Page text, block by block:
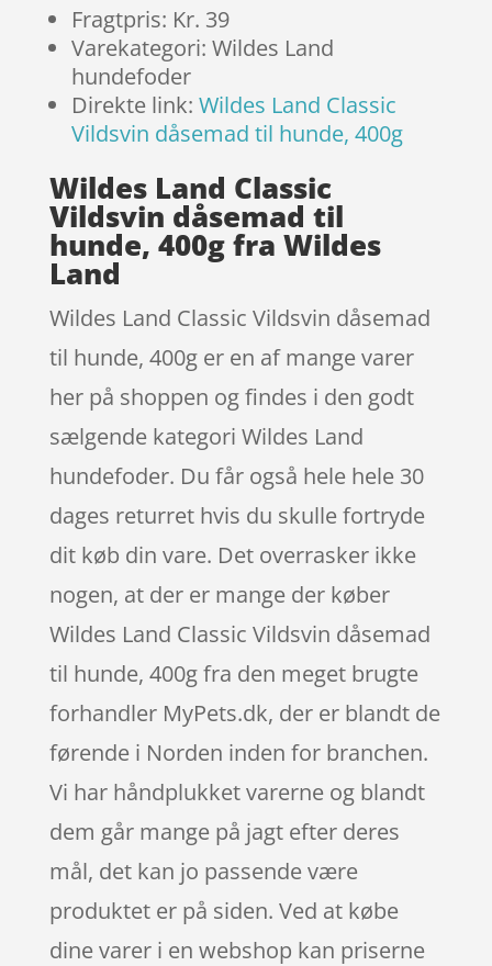
Fragtpris: Kr. 39
Varekategori: Wildes Land
hundefoder
Direkte link: Wildes Land Classic
Vildsvin dåsemad til hunde, 400g
Wildes Land Classic
Vildsvin dåsemad til
hunde, 400g fra Wildes
Land
Wildes Land Classic Vildsvin dåsemad
til hunde, 400g er en af mange varer
her på shoppen og findes i den godt
sælgende kategori Wildes Land
hundefoder. Du får også hele hele 30
dages returret hvis du skulle fortryde
dit køb din vare. Det overrasker ikke
nogen, at der er mange der køber
Wildes Land Classic Vildsvin dåsemad
til hunde, 400g fra den meget brugte
forhandler MyPets.dk, der er blandt de
førende i Norden inden for branchen.
Vi har håndplukket varerne og blandt
dem går mange på jagt efter deres
mål, det kan jo passende være
produktet er på siden. Ved at købe
dine varer i en webshop kan priserne